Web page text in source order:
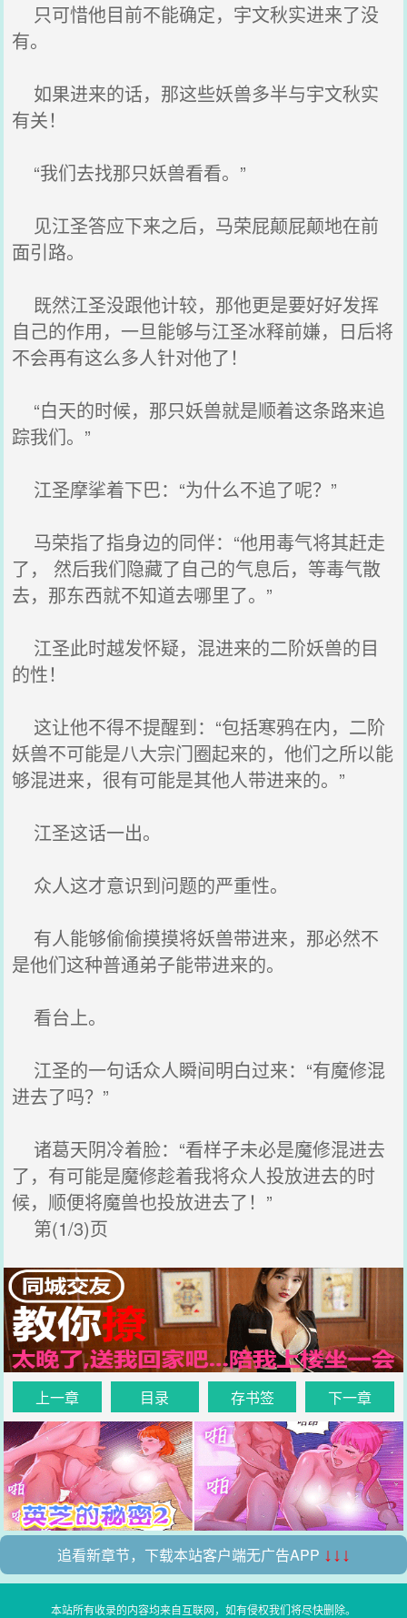
只可惜他目前不能确定，宇文秋实进来了没
有。
如果进来的话，那这些妖兽多半与宇文秋实
有关！
“我们去找那只妖兽看看。”
见江圣答应下来之后，马荣屁颠屁颠地在前
面引路。
既然江圣没跟他计较，那他更是要好好发挥
自己的作用，一旦能够与江圣冰释前嫌，日后将
不会再有这么多人针对他了！
“白天的时候，那只妖兽就是顺着这条路来追
踪我们。”
江圣摩挲着下巴：“为什么不追了呢？”
马荣指了指身边的同伴：“他用毒气将其赶走
了， 然后我们隐藏了自己的气息后，等毒气散
去，那东西就不知道去哪里了。”
江圣此时越发怀疑，混进来的二阶妖兽的目
的性！
这让他不得不提醒到：“包括寒鸦在内，二阶
妖兽不可能是八大宗门圈起来的，他们之所以能
够混进来，很有可能是其他人带进来的。”
江圣这话一出。
众人这才意识到问题的严重性。
有人能够偷偷摸摸将妖兽带进来，那必然不
是他们这种普通弟子能带进来的。
看台上。
江圣的一句话众人瞬间明白过来：“有魔修混
进去了吗？”
诸葛天阴冷着脸：“看样子未必是魔修混进去
了，有可能是魔修趁着我将众人投放进去的时
候，顺便将魔兽也投放进去了！”
第(1/3)页
上一章 目录 存书签 下一章
追看新章节，下载本站客户端无广告APP ↓↓↓
本站所有收录的内容均来自互联网，如有侵权我们将尽快删除。